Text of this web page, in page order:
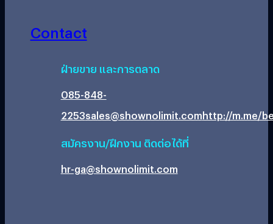
Contact
ฝ่ายขาย และการตลาด
085-848-
2253sales@shownolimit.comhttp://m.me/
สมัครงาน/ฝึกงาน ติดต่อได้ที่
hr-ga@shownolimit.com